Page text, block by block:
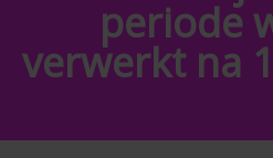
periode
verwerkt na